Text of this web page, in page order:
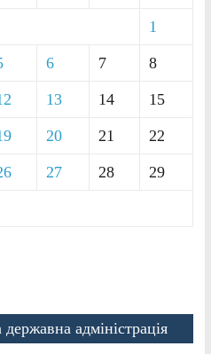
1
6 7 8
13 14 15
20 21 22
27 28 29
адміністрація